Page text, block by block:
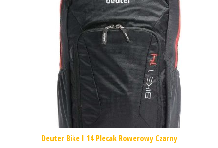
Deuter Bike I 14 Plecak Rowerowy Czarny